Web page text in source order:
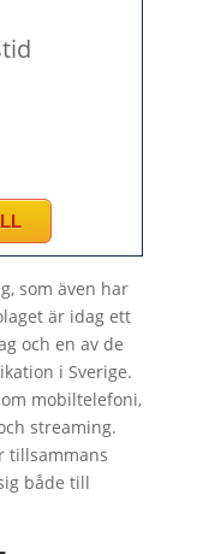
som även har
är idag ett
och en av de
i Sverige.
mobiltelefoni,
streaming.
tillsammans
både till